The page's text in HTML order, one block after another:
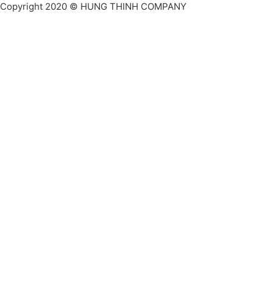
Copyright 2020 © HUNG THINH COMPANY